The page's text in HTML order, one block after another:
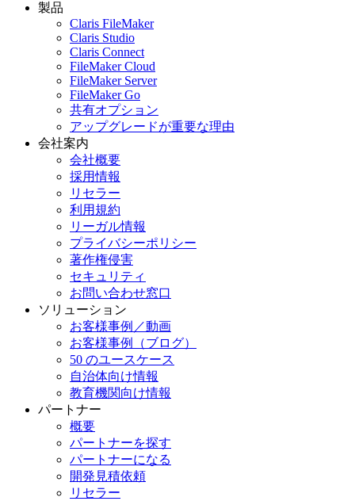
製品
Claris FileMaker
Claris Studio
Claris Connect
FileMaker Cloud
FileMaker Server
FileMaker Go
共有オプション
アップグレードが重要な理由
会社案内
会社概要
採用情報
リセラー
利用規約
リーガル情報
プライバシーポリシー
著作権侵害
セキュリティ
お問い合わせ窓口
ソリューション
お客様事例／動画
お客様事例（ブログ）
50 のユースケース
自治体向け情報
教育機関向け情報
パートナー
概要
パートナーを探す
パートナーになる
開発見積依頼
リセラー